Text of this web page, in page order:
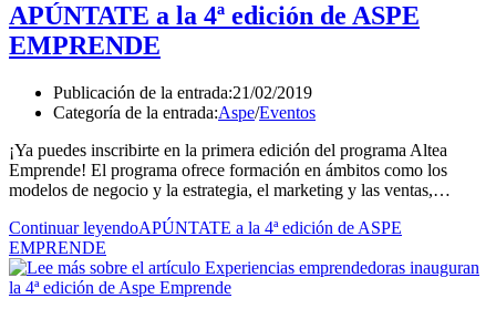
APÚNTATE a la 4ª edición de ASPE
EMPRENDE
Publicación de la entrada:21/02/2019
Categoría de la entrada:Aspe/Eventos
¡Ya puedes inscribirte en la primera edición del programa Altea
Emprende! El programa ofrece formación en ámbitos como los
modelos de negocio y la estrategia, el marketing y las ventas,…
Continuar leyendoAPÚNTATE a la 4ª edición de ASPE
EMPRENDE